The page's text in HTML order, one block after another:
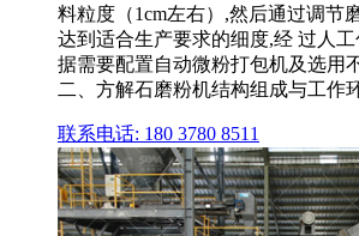
料粒度（1cm左右）,然后通过调节
达到适合生产要求的细度,经 过人
据需要配置自动微粉打包机及选用
二、方解石磨粉机结构组成与工作
联系电话: 180 3780 8511